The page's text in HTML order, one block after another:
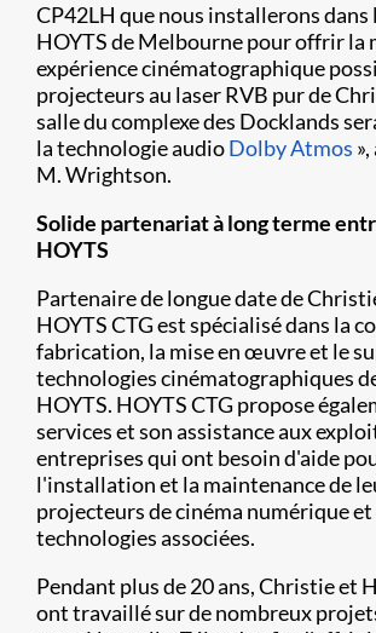
CP42LH que nous installerons dans
HOYTS de Melbourne pour offrir la
expérience cinématographique
projecteurs au laser RVB pur de
salle du complexe des Docklands
la technologie audioDolby Atmos
M. Wrightson.
Solide partenariat à long terme
HOYTS
Partenaire de longue date de
HOYTS CTG est spécialisé dans la
fabrication, la mise en œuvre et le
technologies cinématographiques
HOYTS. HOYTS CTG propose
services et son assistance aux
entreprises qui ont besoin d'aide
l'installation et la maintenance de
projecteurs de cinéma numérique et
technologies associées.
Pendant plus de 20 ans, Christie et
ont travaillé sur de nombreux